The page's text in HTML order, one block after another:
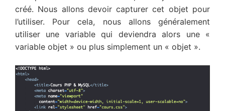
créé. Nous allons devoir capturer cet objet pour
l’utiliser. Pour cela, nous allons généralement
utiliser une variable qui deviendra alors une «
variable objet » ou plus simplement un « objet ».